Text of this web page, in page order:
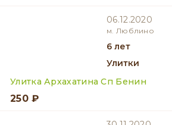
06.12.2020
м. Люблино
6 лет
Улитки
Улитка Архахатина Сп Бенин
250 ₽